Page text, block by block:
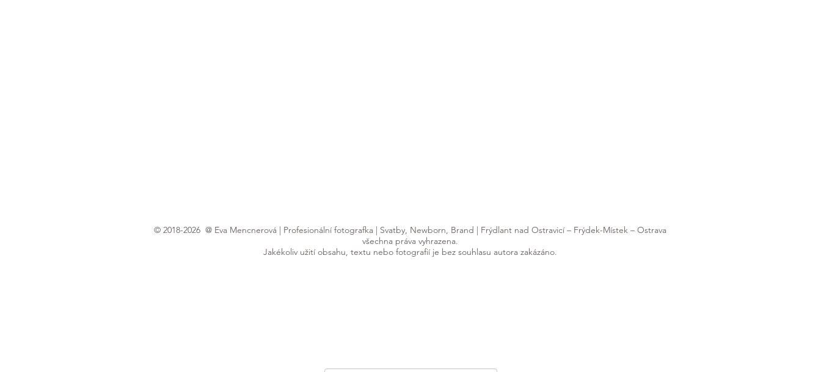
© 2018-2026 @ Eva Mencnerová | Profesionální fotografka | Svatby, Newborn, Brand | Frýdlant nad Ostravicí – Frýdek-Místek – Ostrava
všechna práva vyhrazena.
Jakékoliv užití obsahu, textu nebo fotografií je bez souhlasu autora zakázáno.